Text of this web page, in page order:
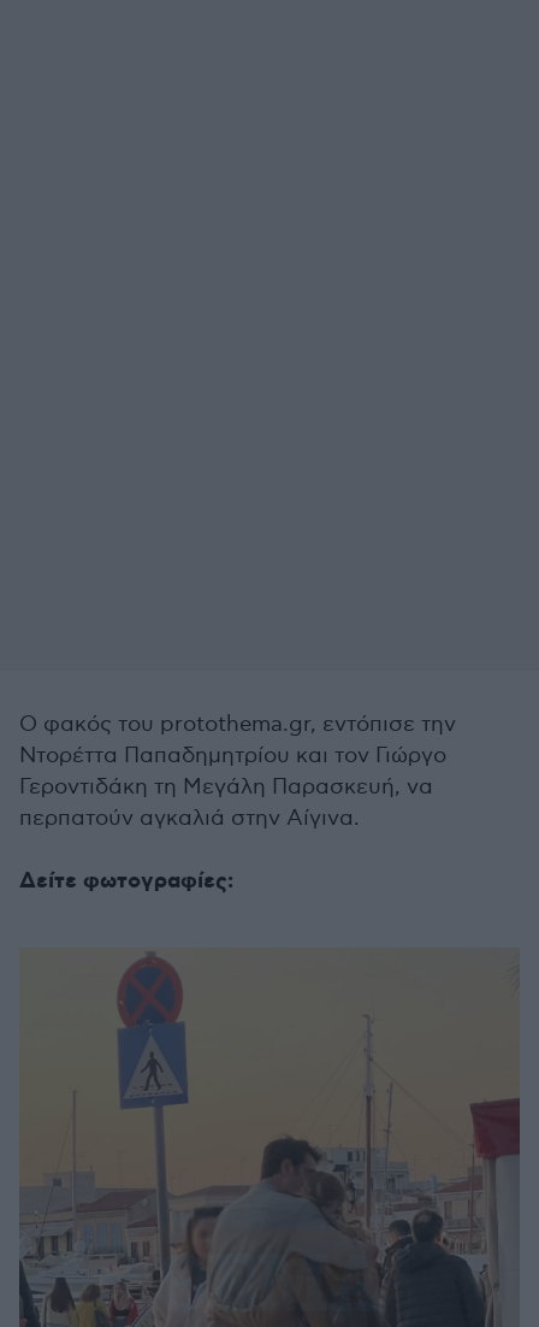
Ο φακός του protothema.gr, εντόπισε την
Ντορέττα Παπαδημητρίου και τον Γιώργο
Γεροντιδάκη τη Μεγάλη Παρασκευή, να
περπατούν αγκαλιά στην Αίγινα.
Δείτε φωτογραφίες: